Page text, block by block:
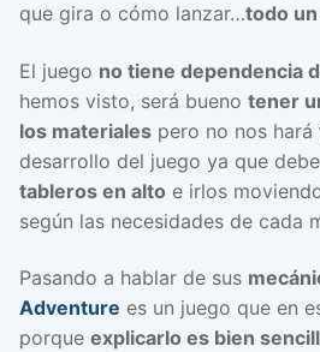
que gira o cómo lanzar…todo
El juego no tiene dependencia
hemos visto, será bueno tener
los materiales pero no nos
desarrollo del juego ya que
tableros en alto e irlos
según las necesidades de cada
Pasando a hablar de sus
Adventure es un juego que en
porque explicarlo es bien